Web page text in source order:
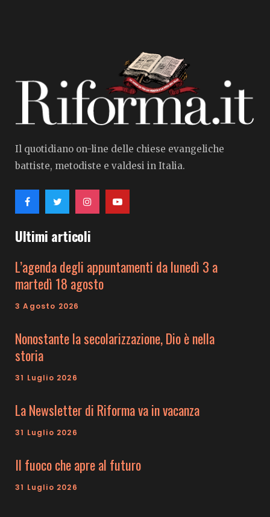
Il quotidiano on-line delle chiese evangeliche
battiste, metodiste e valdesi in Italia.
Ultimi articoli
L’agenda degli appuntamenti da lunedì 3 a
martedì 18 agosto
3 Agosto 2026
Nonostante la secolarizzazione, Dio è nella
storia
31 Luglio 2026
La Newsletter di Riforma va in vacanza
31 Luglio 2026
Il fuoco che apre al futuro
31 Luglio 2026